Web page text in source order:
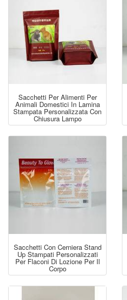
Sacchetti Per Alimenti Per
Animali Domestici In Lamina
Stampata Personalizzata Con
Chiusura Lampo
Sacchetti Con Cerniera Stand
Up Stampati Personalizzati
Per Flaconi Di Lozione Per Il
Corpo